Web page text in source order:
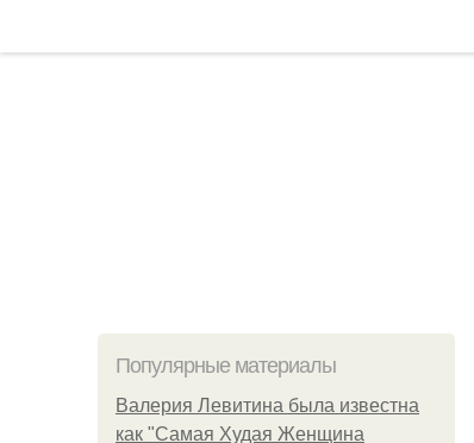
Популярные материалы
Валерия Левитина была известна
как "Самая Худая Женщина